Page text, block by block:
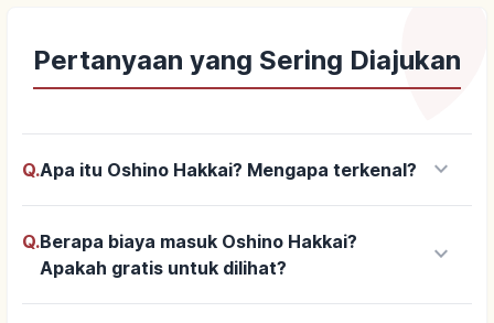
Pertanyaan yang Sering Diajukan
Q.Apa itu Oshino Hakkai? Mengapa terkenal? keyboard_arrow_down
Q.Berapa biaya masuk Oshino Hakkai?
Apakah gratis untuk dilihat?
keyboard_arrow_down